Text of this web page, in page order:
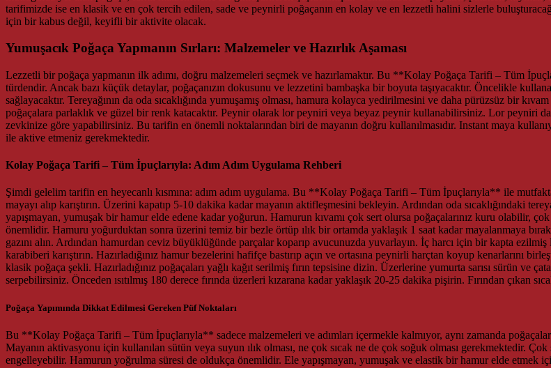
tarifimizde ise en klasik ve en çok tercih edilen, sade ve peynirli poğaçanın en kolay ve en lezzetli halini sizlerle
için bir kabus değil, keyifli bir aktivite olacak.
Yumuşacık Poğaça Yapmanın Sırları: Malzemeler ve Hazırlık Aşaması
Lezzetli bir poğaça yapmanın ilk adımı, doğru malzemeleri seçmek ve hazırlamaktır. Bu **Kolay Poğaça Tarifi – Tüm
türdendir. Ancak bazı küçük detaylar, poğaçanızın dokusunu ve lezzetini bambaşka bir boyuta taşıyacaktır. Öncelikle
sağlayacaktır. Tereyağının da oda sıcaklığında yumuşamış olması, hamura kolayca yedirilmesini ve daha pürüzsüz bir
poğaçalara parlaklık ve güzel bir renk katacaktır. Peynir olarak lor peyniri veya beyaz peynir kullanabilirsiniz. Lor peyniri
zevkinize göre yapabilirsiniz. Bu tarifin en önemli noktalarından biri de mayanın doğru kullanılmasıdır. Instant maya
ile aktive etmeniz gerekmektedir.
Kolay Poğaça Tarifi – Tüm İpuçlarıyla: Adım Adım Uygulama Rehberi
Şimdi gelelim tarifin en heyecanlı kısmına: adım adım uygulama. Bu **Kolay Poğaça Tarifi – Tüm İpuçlarıyla** ile
mayayı alıp karıştırın. Üzerini kapatıp 5-10 dakika kadar mayanın aktifleşmesini bekleyin. Ardından oda sıcaklığındaki
yapışmayan, yumuşak bir hamur elde edene kadar yoğurun. Hamurun kıvamı çok sert olursa poğaçalarınız kuru olabilir,
önemlidir. Hamuru yoğurduktan sonra üzerini temiz bir bezle örtüp ılık bir ortamda yaklaşık 1 saat kadar mayalanmaya
gazını alın. Ardından hamurdan ceviz büyüklüğünde parçalar koparıp avucunuzda yuvarlayın. İç harcı için bir kapta
karabiberi karıştırın. Hazırladığınız hamur bezelerini hafifçe bastırıp açın ve ortasına peynirli harçtan koyup kenarlarını
klasik poğaça şekli. Hazırladığınız poğaçaları yağlı kağıt serilmiş fırın tepsisine dizin. Üzerlerine yumurta sarısı sürün ve
serpebilirsiniz. Önceden ısıtılmış 180 derece fırında üzerleri kızarana kadar yaklaşık 20-25 dakika pişirin. Fırından çıkan
Poğaça Yapımında Dikkat Edilmesi Gereken Püf Noktaları
Bu **Kolay Poğaça Tarifi – Tüm İpuçlarıyla** sadece malzemeleri ve adımları içermekle kalmıyor, aynı zamanda
Mayanın aktivasyonu için kullanılan sütün veya suyun ılık olması, ne çok sıcak ne de çok soğuk olması gerekmektedir.
engelleyebilir. Hamurun yoğrulma süresi de oldukça önemlidir. Ele yapışmayan, yumuşak ve elastik bir hamur elde etmek